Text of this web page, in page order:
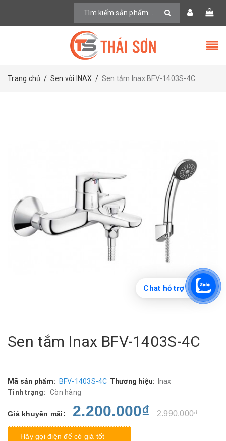
Trang chủ / Sen vòi INAX / Sen tắm Inax BFV-1403S-4C
Sen tắm Inax BFV-1403S-4C
Mã sản phẩm: BFV-1403S-4C Thương hiệu:
Inax
Tình trạng: Còn hàng
Giá khuyến mãi: 2.200.000₫ 2.990.000₫
Hãy gọi điện để có giá tốt
Chat hỗ trợ